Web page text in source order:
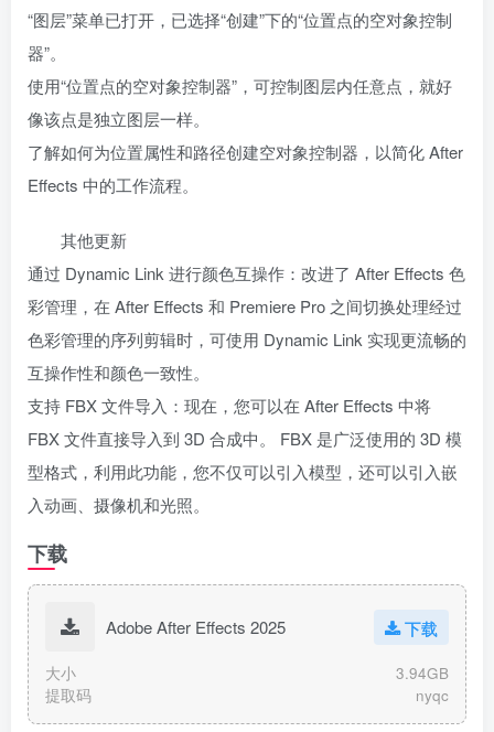
“图层”菜单已打开，已选择“创建”下的“位置点的空对象控制
器”。
使用“位置点的空对象控制器”，可控制图层内任意点，就好
像该点是独立图层一样。
了解如何为位置属性和路径创建空对象控制器，以简化 After
Effects 中的工作流程。
其他更新
通过 Dynamic Link 进行颜色互操作：改进了 After Effects 色
彩管理，在 After Effects 和 Premiere Pro 之间切换处理经过
色彩管理的序列剪辑时，可使用 Dynamic Link 实现更流畅的
互操作性和颜色一致性。
支持 FBX 文件导入：现在，您可以在 After Effects 中将
FBX 文件直接导入到 3D 合成中。 FBX 是广泛使用的 3D 模
型格式，利用此功能，您不仅可以引入模型，还可以引入嵌
入动画、摄像机和光照。
下载
Adobe After Effects 2025 下载
大小
3.94GB
提取码
nyqc